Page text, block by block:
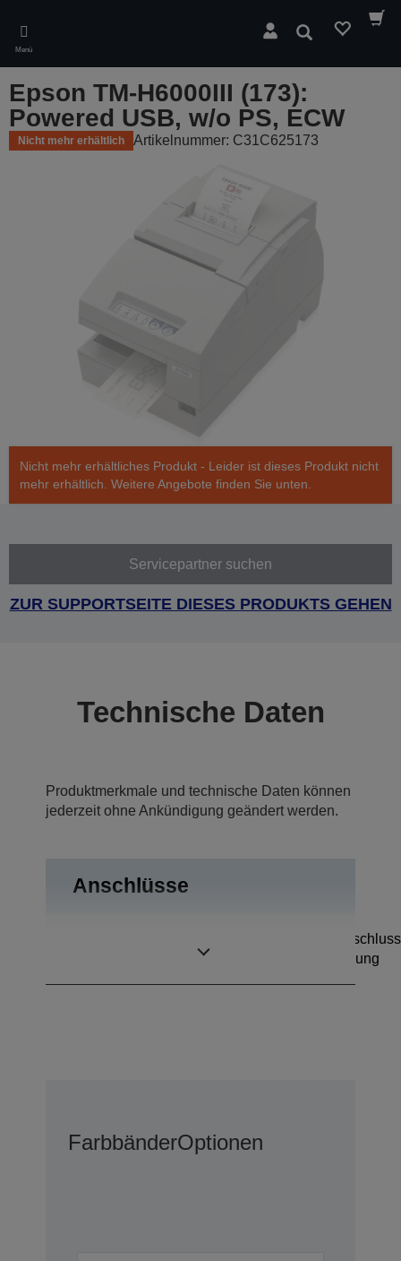
main
content
Menü
Suchen
Epson TM-H6000III (173):
Powered USB, w/o PS, ECW
Nicht mehr erhältlich Artikelnummer: C31C625173
Nicht mehr erhältliches Produkt - Leider ist dieses Produkt nicht
mehr erhältlich. Weitere Angebote finden Sie unten.
Servicepartner suchen
ZUR SUPPORTSEITE DIESES PRODUKTS GEHEN
Technische Daten
Produktmerkmale und technische Daten können
jederzeit ohne Ankündigung geändert werden.
Anschlüsse
USB mit Stromversorgung
FarbbänderOptionen